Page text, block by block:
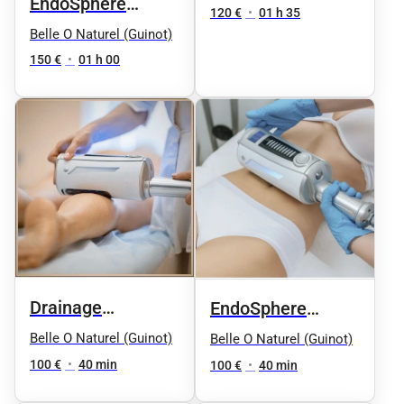
Therapy -
Compression par
corps 50 min
Belle O Naturel (Guinot)
150 € • 01 h 00
visage
120 € • 01 h 35
Drainage
lymphatique
EndoSphere
Belle O Naturel (Guinot)
100 € • 40 min
EndoSphere
Therapy -
Compression par
Belle O Naturel (Guinot)
100 € • 40 min